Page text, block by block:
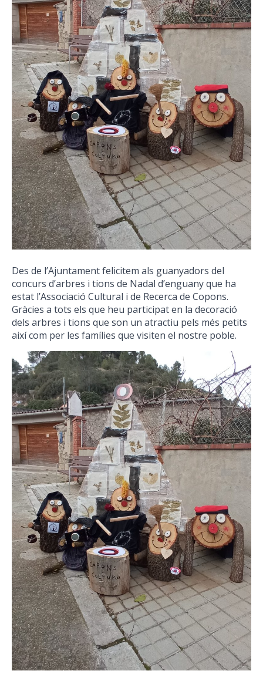
Des de l’Ajuntament felicitem als guanyadors del
concurs d’arbres i tions de Nadal d’enguany que ha
estat l’Associació Cultural i de Recerca de Copons.
Gràcies a tots els que heu participat en la decoració
dels arbres i tions que son un atractiu pels més petits
així com per les famílies que visiten el nostre poble.